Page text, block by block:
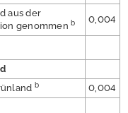
aus der
genommenb 0,004
b
0,004